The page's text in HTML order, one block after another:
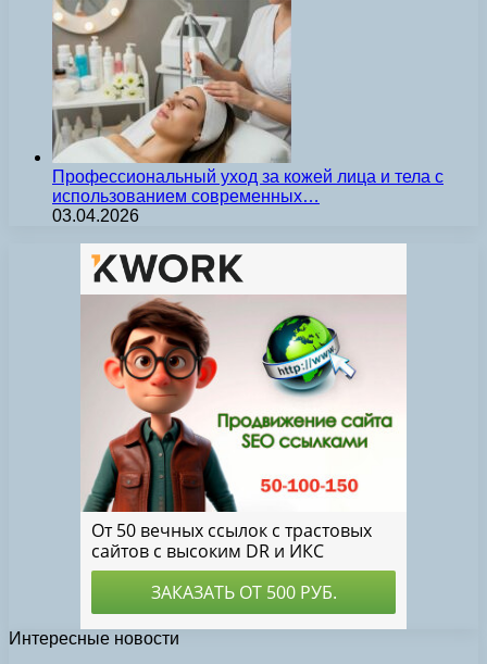
Профессиональный уход за кожей лица и тела с
использованием современных…
03.04.2026
Интересные новости